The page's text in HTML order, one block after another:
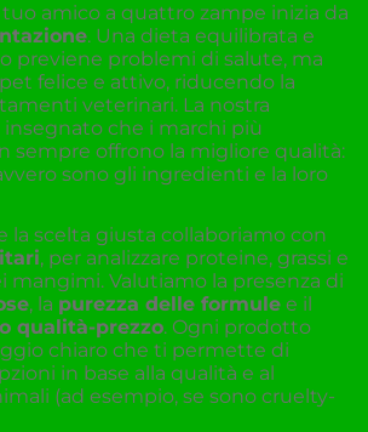
amico a quattro zampe inizia da
. Una dieta equilibrata e
previene problemi di salute, ma
felice e attivo, riducendo la
veterinari. La nostra
insegnato che i marchi più
sempre offrono la migliore qualità:
sono gli ingredienti e la loro
la scelta giusta collaboriamo con
, per analizzare proteine, grassi e
Valutiamo la presenza di
, la purezza delle formule e il
qualità-prezzo. Ogni prodotto
chiaro che ti permette di
in base alla qualità e al
(ad esempio, se sono cruelty-